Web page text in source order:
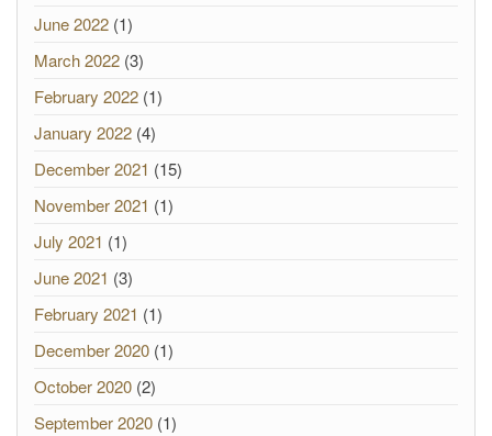
June 2022 (1)
March 2022 (3)
February 2022 (1)
January 2022 (4)
December 2021 (15)
November 2021 (1)
July 2021 (1)
June 2021 (3)
February 2021 (1)
December 2020 (1)
October 2020 (2)
September 2020 (1)